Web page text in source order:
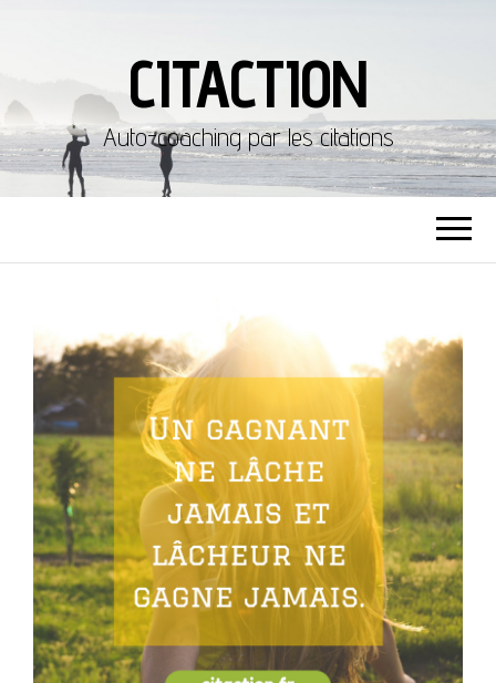
CITACTION
Auto-coaching par les citations